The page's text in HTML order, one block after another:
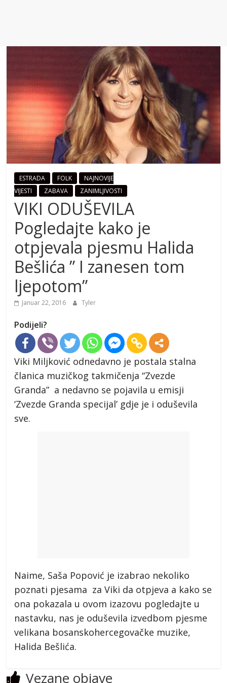
ESTRADA FOLK
NAJNOVIJE
VIJESTI
ZABAVA ZANIMLJIVOSTI
VIKI ODUŠEVILA
Pogledajte kako je
otpjevala pjesmu Halida
Bešlića ” I zanesen tom
ljepotom”
Januar 22, 2016 Tyler
Podijeli?
Viki Miljković odnedavno je postala stalna
članica muzičkog takmičenja “Zvezde
Granda” a nedavno se pojavila u emisji
‘Zvezde Granda specijal’ gdje je i oduševila
sve.
Naime, Saša Popović je izabrao nekoliko
poznati pjesama za Viki da otpjeva a kako se
ona pokazala u ovom izazovu pogledajte u
nastavku, nas je oduševila izvedbom pjesme
velikana bosanskohercegovačke muzike,
Halida Bešlića.
Vezane objave